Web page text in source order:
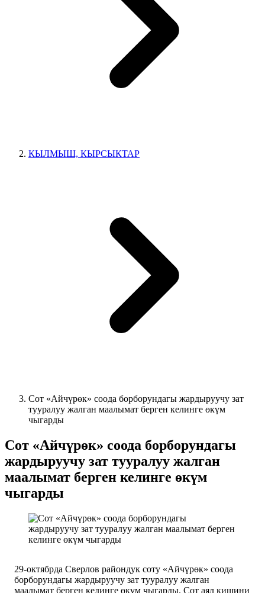
КЫЛМЫШ, КЫРСЫКТАР
Сот «Айчүрөк» соода борборундагы жардыруучу зат
тууралуу жалган маалымат берген келинге өкүм
чыгарды
Сот «Айчүрөк» соода борборундагы
жардыруучу зат тууралуу жалган
маалымат берген келинге өкүм
чыгарды
29-октябрда Сверлов райондук соту «Айчүрөк» соода
борборундагы жардыруучу зат тууралуу жалган
маалымат берген келинге өкүм чыгарды. Сот аял кишини